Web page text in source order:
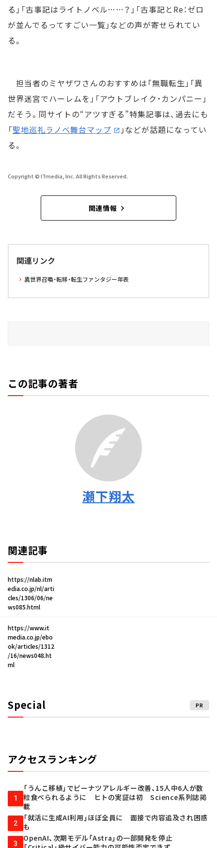
る」「古事記はライトノベル……？」「古事記とRe：ゼロ
が並んでるってすごい一覧」などの声が寄せられてい
る。
担当者のミヤザワさんのおすすめは「無職転生」「異
世界迷宮でハーレムを」「アウトブレイク・カンパニー」
だそう。同サイトの“アツすぎる”特集記事は、過去にも
「聖地巡礼ラノベ舞台マップ
」などが話題になってい
る。
Copyright © ITmedia, Inc. All Rights Reserved.
関連情報
関連リンク
異世界召喚・転移・転生ファンタジー年表
この記事の著者
瀬下翔太
関連記事
https://nlab.itm
edia.co.jp/nl/arti
cles/1306/06/ne
ws085.html
https://www.it
media.co.jp/ebo
ok/articles/1312
/16/news048.ht
ml
Special PR
アクセスランキング
1
「うんこ移植」でピーナツアレルギー改善、15人中6人が数
粒食べられるように ヒトの実証は初 Science系列誌掲
載
2
「就活に生成AI利用」ほぼ全員に 面接で内容追及され困惑
も
3
OpenAI、次期モデル「Astra」の一部開発を停止